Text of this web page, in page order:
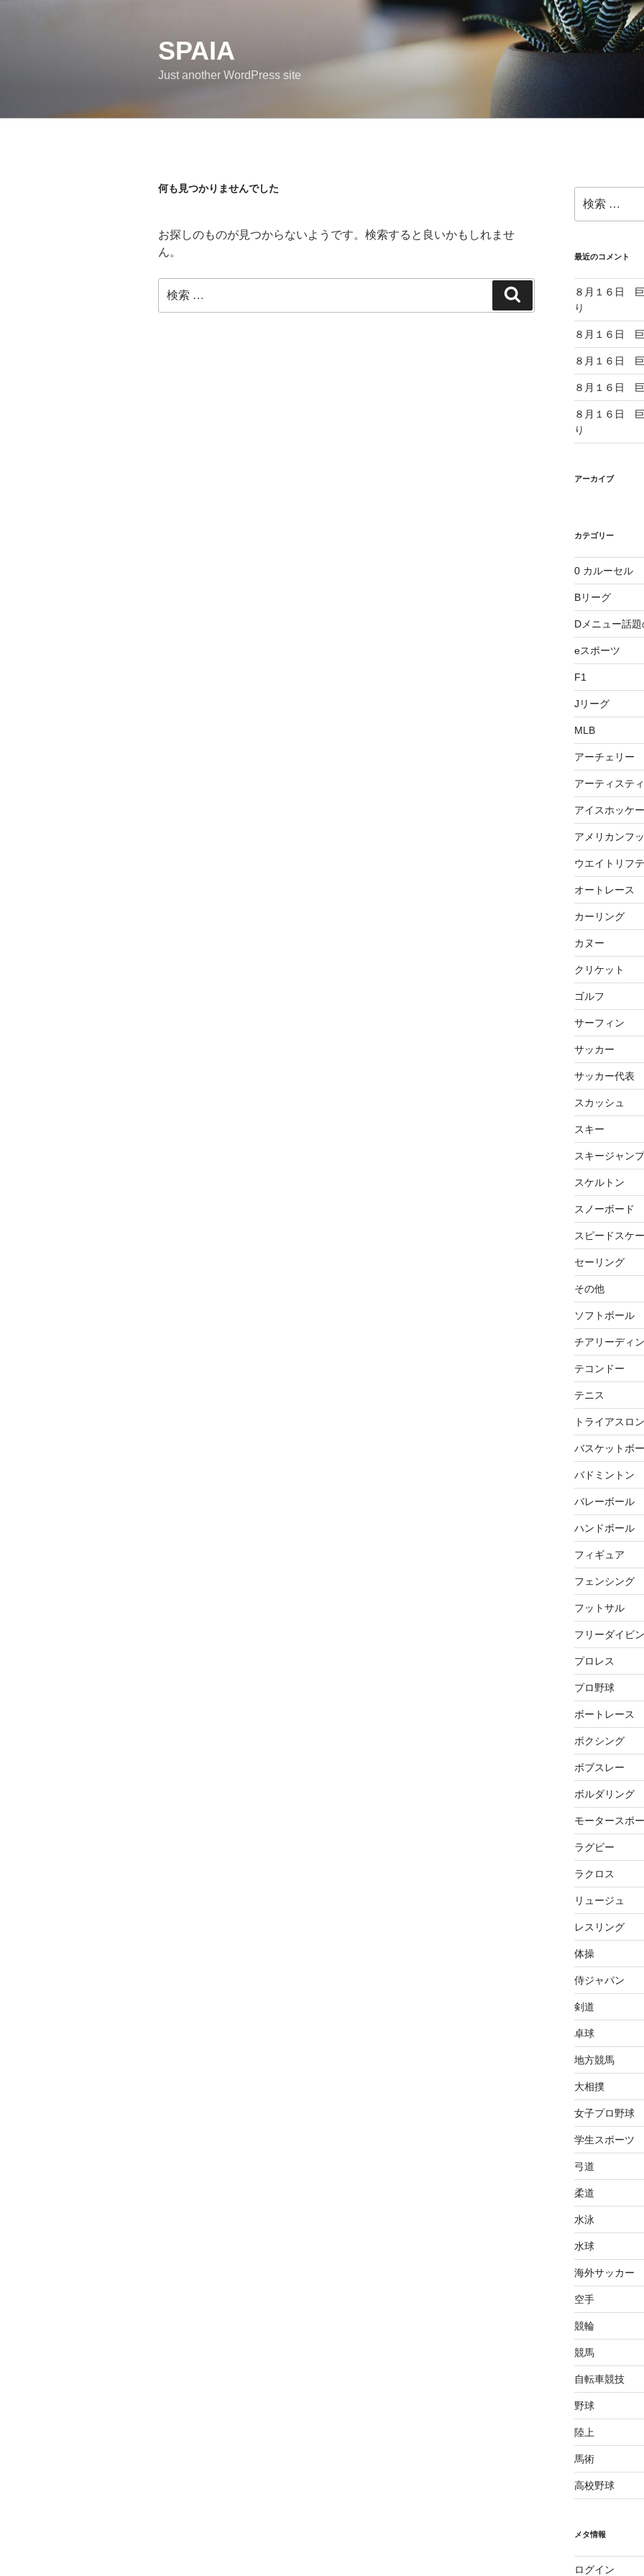
SPAIA
Just another WordPress site
何も見つかりませんでした
お探しのものが見つからないようです。検索すると良いかもしれませ
ん。
索:
索
索:
最近のコメント
８月１６日
り
８月１６日
８月１６日
８月１６日
８月１６日
り
アーカイブ
カテゴリー
0 カルーセル
Bリーグ
Dメニュー話
eスポーツ
F1
Jリーグ
MLB
アーチェリー
アーティステ
アイスホッケー
アメリカンフ
ウエイトリフ
オートレース
カーリング
カヌー
クリケット
ゴルフ
サーフィン
サッカー
サッカー代表
スカッシュ
スキー
スキージャンプ
スケルトン
スノーボード
スピードスケ
セーリング
その他
ソフトボール
チアリーディ
テコンドー
テニス
トライアスロン
バスケットボ
バドミントン
バレーボール
ハンドボール
フィギュア
フェンシング
フットサル
フリーダイビ
プロレス
プロ野球
ボートレース
ボクシング
ボブスレー
ボルダリング
モータースポ
ラグビー
ラクロス
リュージュ
レスリング
体操
侍ジャパン
剣道
卓球
地方競馬
大相撲
女子プロ野球
学生スポーツ
弓道
柔道
水泳
水球
海外サッカー
空手
競輪
競馬
自転車競技
野球
陸上
馬術
高校野球
メタ情報
ログイン